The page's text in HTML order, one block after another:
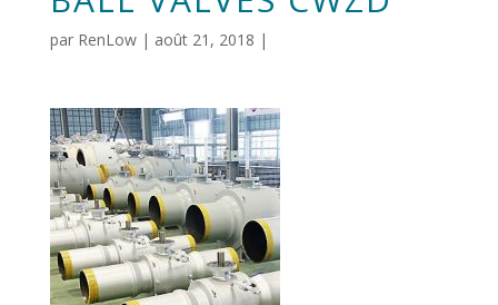
par RenLow| août 21, 2018 |